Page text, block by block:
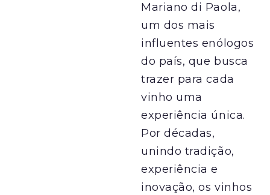
Mariano di Paola,
um dos mais
influentes enólogos
do país, que busca
trazer para cada
vinho uma
experiência única.
Por décadas,
unindo tradição,
experiência e
inovação, os vinhos